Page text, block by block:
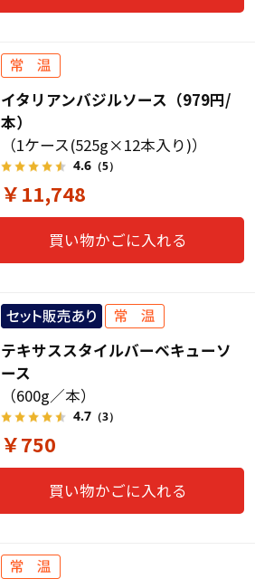
イタリアンバジルソース（979円/
本）
（1ケース(525g×12本入り)）
4.6（5）
￥11,748
買い物かごに入れる
テキサススタイルバーベキューソ
ース
（600g／本）
4.7（3）
￥750
買い物かごに入れる